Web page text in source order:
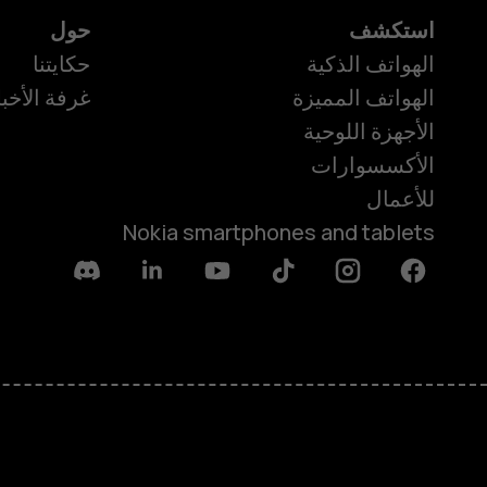
استكشف
الهواتف الذكية
الهواتف المميزة
الأجهزة اللوحية
الأكسسوارات
للأعمال
Nokia smartphones and tablets
حول
حكايتنا
غرفة
Facebook
Instagram
Tiktok
Youtube
Linkedin
Discord